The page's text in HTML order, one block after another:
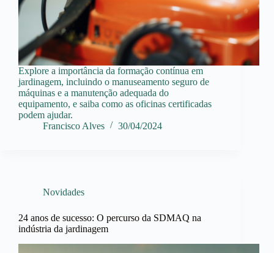
Explore a importância da formação contínua em
jardinagem, incluindo o manuseamento seguro de
máquinas e a manutenção adequada do
equipamento, e saiba como as oficinas certificadas
podem ajudar.
Francisco Alves
30/04/2024
Novidades
24 anos de sucesso: O percurso da SDMAQ na
indústria da jardinagem